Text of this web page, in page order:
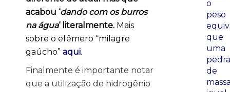
acabou ‘dando com os burros
na água‘ literalmente. Mais
sobre o efêmero “milagre
gaúcho” aqui.
Finalmente é importante notar
que a utilização de hidrogênio
o
peso
que
uma
pedra
de